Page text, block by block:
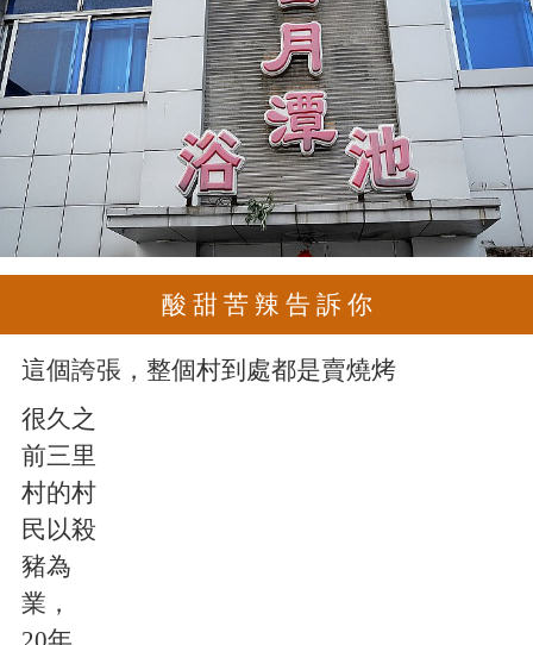
酸 甜 苦 辣 告 訴 你
這個誇張，整個村到處都是賣燒烤
很久之
前三里
村的村
民以殺
豬為
業，